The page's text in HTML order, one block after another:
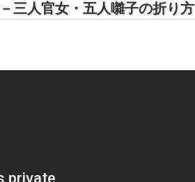
人官女・五人囃子の折り方